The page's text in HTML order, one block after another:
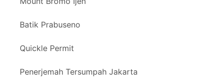
Batik Prabuseno
Quickle Permit
Penerjemah Tersumpah Jakarta